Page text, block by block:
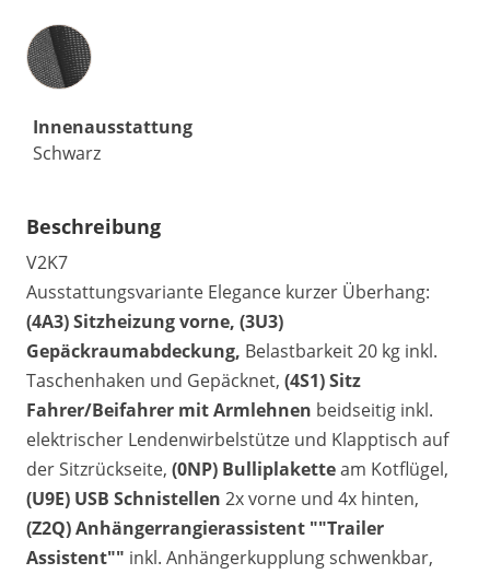
Innenausstattung
Innenausstattung
Schwarz
Beschreibung
V2K7
Ausstattungsvariante Elegance kurzer Überhang:
(4A3) Sitzheizung vorne, (3U3)
Gepäckraumabdeckung, Belastbarkeit 20 kg inkl.
Taschenhaken und Gepäcknet, (4S1) Sitz
Fahrer/Beifahrer mit Armlehnen beidseitig inkl.
elektrischer Lendenwirbelstütze und Klapptisch auf
der Sitzrückseite, (0NP) Bulliplaketteam Kotflügel,
(U9E) USB Schnistellen 2x vorne und 4x hinten,
(Z2Q) Anhängerrangierassistent ""Trailer
Assistent"" inkl. Anhängerkupplung schwenkbar,